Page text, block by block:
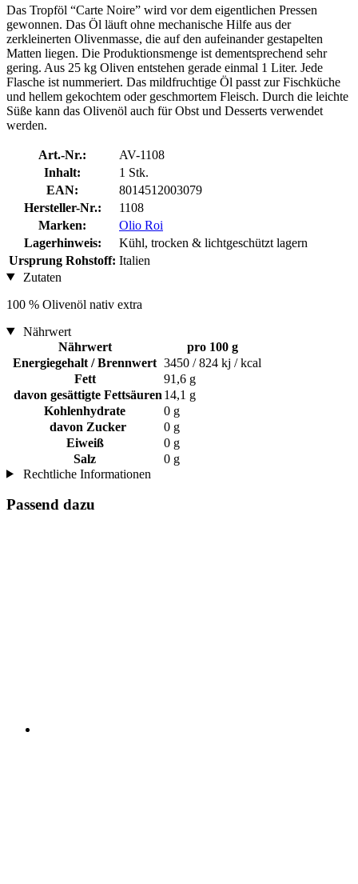
Das Tropföl “Carte Noire” wird vor dem eigentlichen Pressen
gewonnen. Das Öl läuft ohne mechanische Hilfe aus der
zerkleinerten Olivenmasse, die auf den aufeinander gestapelten
Matten liegen. Die Produktionsmenge ist dementsprechend sehr
gering. Aus 25 kg Oliven entstehen gerade einmal 1 Liter. Jede
Flasche ist nummeriert. Das mildfruchtige Öl passt zur Fischküche
und hellem gekochtem oder geschmortem Fleisch. Durch die leichte
Süße kann das Olivenöl auch für Obst und Desserts verwendet
werden.
Art.-Nr.:
AV-1108
Inhalt:
1 Stk.
EAN:
8014512003079
Hersteller-Nr.:
1108
Marken:
Olio Roi
Lagerhinweis:
Kühl, trocken & lichtgeschützt lagern
Ursprung Rohstoff: Italien
Zutaten
100 % Olivenöl nativ extra
Nährwert
Nährwert
pro 100 g
Energiegehalt / Brennwert 3450 / 824 kj / kcal
Fett
91,6 g
davon gesättigte Fettsäuren 14,1 g
Kohlenhydrate
0 g
davon Zucker
0 g
Eiweiß
0 g
Salz
0 g
Rechtliche Informationen
Passend dazu